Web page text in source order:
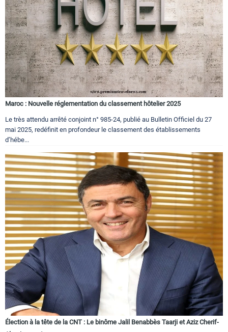
Maroc : Nouvelle réglementation du classement hôtelier 2025
Le très attendu arrêté conjoint n° 985-24, publié au Bulletin Officiel du 27
mai 2025, redéfinit en profondeur le classement des établissements
d’hébe...
Élection à la tête de la CNT : Le binôme Jalil Benabbès Taarji et Aziz Cherif-